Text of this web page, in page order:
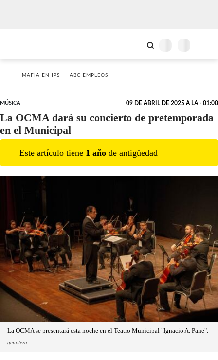
MAFIA EN IPS ABC EMPLEOS
MÚSICA 09 DE ABRIL DE 2025 A LA - 01:00
La OCMA dará su concierto de pretemporada
en el Municipal
Este artículo tiene 1 año de antigüedad
La OCMA se presentará esta noche en el Teatro Municipal "Ignacio A. Pane".
gentileza